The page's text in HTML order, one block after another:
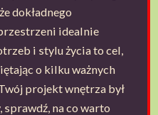
dokładnego
idealnie
i stylu życia to cel,
o kilku ważnych
projekt wnętrza był
na co warto